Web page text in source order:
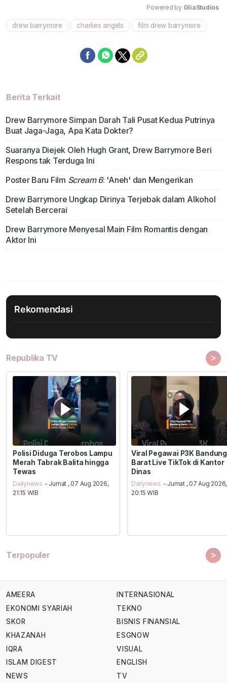
Mute
Powered by GliaStudios
drew barrymore charlies angels film drew barrymore
Berita Terkait
Drew Barrymore Simpan Darah Tali Pusat Kedua Putrinya
Buat Jaga-Jaga, Apa Kata Dokter?
Suaranya Diejek Oleh Hugh Grant, Drew Barrymore Beri
Respons tak Terduga Ini
Poster Baru Film Scream 6: 'Aneh' dan Mengerikan
Drew Barrymore Ungkap Dirinya Terjebak dalam Alkohol
Setelah Bercerai
Drew Barrymore Menyesal Main Film Romantis dengan
Aktor Ini
Rekomendasi
Republika TV >
Polisi Diduga Terobos Lampu
Merah Tabrak Balita hingga
Tewas
Dailynews - Jumat , 07 Aug 2026,
21:15 WIB
Viral Pegawai P3K Bandung
Barat Live TikTok di Kantor
Dinas
Dailynews - Jumat , 07 Aug 2026,
20:15 WIB
Terpopuler >
AMEERA
EKONOMI SYARIAH
SKOR
KHAZANAH
IQRA
ISLAM DIGEST
NEWS
INTERNASIONAL
TEKNO
BISNIS FINANSIAL
ESGNOW
VISUAL
ENGLISH
TV